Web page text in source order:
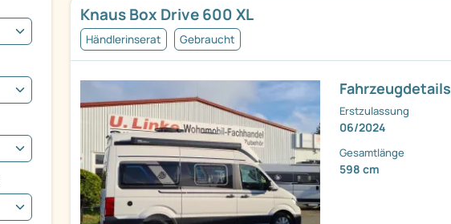
Knaus Box Drive 600 XL
Händlerinserat Gebraucht
Fahrzeugdetails
Erstzulassung
06/2024
Gesamtlänge
598 cm